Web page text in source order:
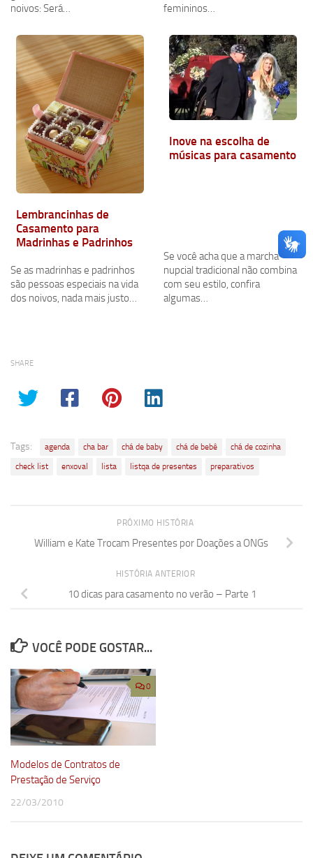
noivos: Será…
femininos…
Lembrancinhas de
Casamento para
Madrinhas e Padrinhos
Se as madrinhas e padrinhos
são pessoas especiais na vida
dos noivos, nada mais justo…
Inove na escolha de
músicas para casamento
Se você acha que a marcha
nupcial tradicional não combina
com seu estilo, confira
algumas…
SHARE
Tags: agenda cha bar chá de baby chá de bebê
chá de cozinha
check list
enxoval lista listqa de presentes preparativos
PRÓXIMO HISTÓRIA
William e Kate Trocam Presentes por Doações a ONGs
HISTÓRIA ANTERIOR
10 dicas para casamento no verão – Parte 1
VOCÊ PODE GOSTAR...
0
Modelos de Contratos de
Prestação de Serviço
22/03/2010